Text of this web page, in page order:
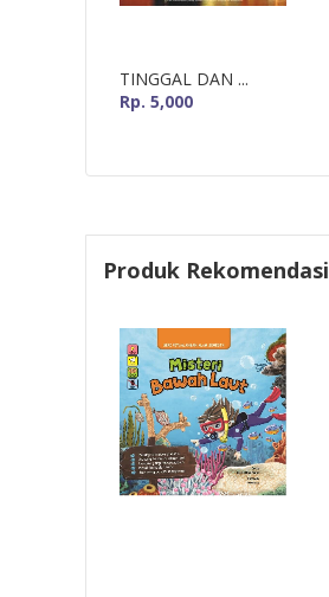
TINGGAL DAN ...
Rp. 5,000
Produk Rekomendasi